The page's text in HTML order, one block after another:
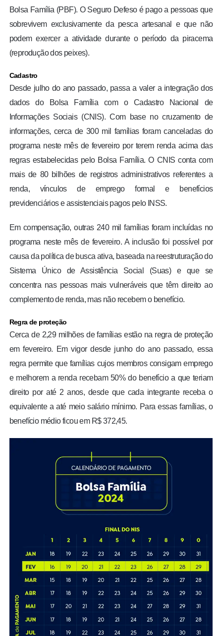
Bolsa Família (PBF). O Seguro Defeso é pago a pessoas que
sobrevivem exclusivamente da pesca artesanal e que não
podem exercer a atividade durante o período da piracema
(reprodução dos peixes).
Cadastro
Desde julho do ano passado, passa a valer a integração dos
dados do Bolsa Família com o Cadastro Nacional de
Informações Sociais (CNIS). Com base no cruzamento de
informações, cerca de 300 mil famílias foram canceladas do
programa neste mês de fevereiro por terem renda acima das
regras estabelecidas pelo Bolsa Família. O CNIS conta com
mais de 80 bilhões de registros administrativos referentes a
renda, vínculos de emprego formal e benefícios
previdenciários e assistenciais pagos pelo INSS.
Em compensação, outras 240 mil famílias foram incluídas no
programa neste mês de fevereiro. A inclusão foi possível por
causa da política de busca ativa, baseada na reestruturação do
Sistema Único de Assistência Social (Suas) e que se
concentra nas pessoas mais vulneráveis que têm direito ao
complemento de renda, mas não recebem o benefício.
Regra de proteção
Cerca de 2,29 milhões de famílias estão na regra de proteção
em fevereiro. Em vigor desde junho do ano passado, essa
regra permite que famílias cujos membros consigam emprego
e melhorem a renda recebam 50% do benefício a que teriam
direito por até 2 anos, desde que cada integrante receba o
equivalente a até meio salário mínimo. Para essas famílias, o
benefício médio ficou em R$ 372,45.